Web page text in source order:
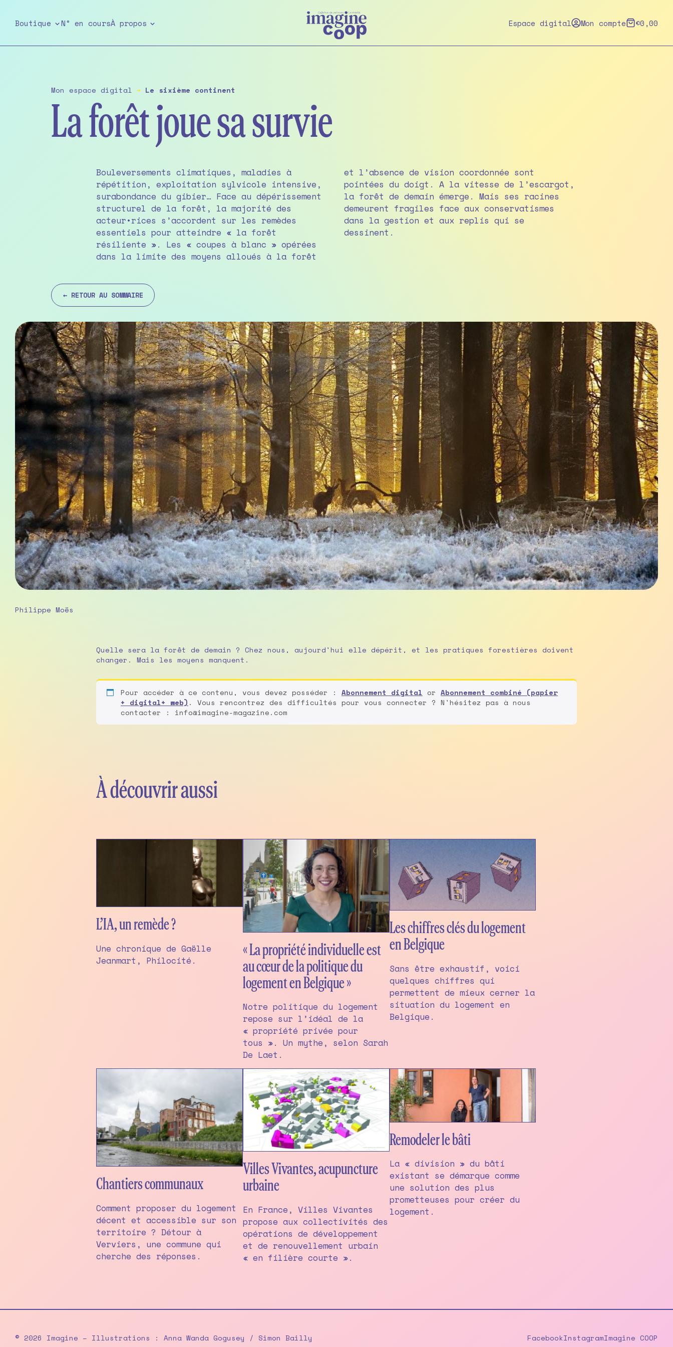
Boutique N° en coursÀ propos Espace digital Mon compte €0,00
Mon espace digital ➔ Le sixième continent
La forêt joue sa survie
Bouleversements climatiques, maladies à
répétition, exploitation sylvicole intensive,
surabondance du gibier… Face au dépérissement
structurel de la forêt, la majorité des
acteur•rices s’accordent sur les remèdes
essentiels pour atteindre « la forêt
résiliente ». Les « coupes à blanc » opérées
dans la limite des moyens alloués à la forêt
et l’absence de vision coordonnée sont
pointées du doigt. A la vitesse de l’escargot,
la forêt de demain émerge. Mais ses racines
demeurent fragiles face aux conservatismes
dans la gestion et aux replis qui se
dessinent.
← RETOUR AU SOMMAIRE
Philippe Moës
Quelle sera la forêt de demain ? Chez nous, aujourd'hui elle dépérit, et les pratiques forestières doivent
changer. Mais les moyens manquent.
Pour accéder à ce contenu, vous devez posséder : Abonnement digital or Abonnement combiné (papier
+ digital+ web) . Vous rencontrez des difficultés pour vous connecter ? N'hésitez pas à nous
contacter : info@imagine-magazine.com
À découvrir aussi
L’IA, un remède ?
Une chronique de Gaëlle
Jeanmart, Philocité.
« La propriété individuelle est
au cœur de la politique du
logement en Belgique »
Notre politique du logement
repose sur l’idéal de la
« propriété privée pour
tous ». Un mythe, selon Sarah
De Laet.
Les chiffres clés du logement
en Belgique
Sans être exhaustif, voici
quelques chiffres qui
permettent de mieux cerner la
situation du logement en
Belgique.
Chantiers communaux
Comment proposer du logement
décent et accessible sur son
territoire ? Détour à
Verviers, une commune qui
cherche des réponses.
Villes Vivantes, acupuncture
urbaine
En France, Villes Vivantes
propose aux collectivités des
opérations de développement
et de renouvellement urbain
« en filière courte ».
Remodeler le bâti
La « division » du bâti
existant se démarque comme
une solution des plus
prometteuses pour créer du
logement.
© 2026 Imagine – Illustrations : Anna Wanda Gogusey / Simon Bailly FacebookInstagramImagine COOP